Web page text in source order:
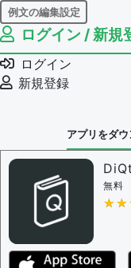
例文の編集設定
例文の編集権
例文の削除
審査に対す
決定に必要
問題の編集
審査に対す
決定に必要
編集ガイドライン
ログイン / 新規
ログイン
新規登録
アプリをダウ
無料